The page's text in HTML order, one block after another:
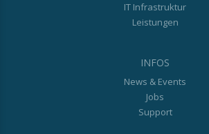
IT Infrastruktur
Leistungen
INFOS
News & Events
Jobs
Support